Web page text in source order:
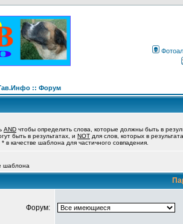
:: Форум
AND чтобы определить слова, которые должны быть в
быть в результатах, и NOT для слов, которых в
в качестве шаблона для частичного совпадения.
шаблона
Форум: